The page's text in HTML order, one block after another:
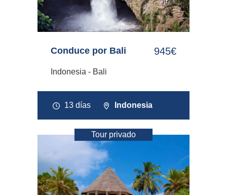
Conduce por Bali 945€
Indonesia - Bali
13 días Indonesia
Tour privado